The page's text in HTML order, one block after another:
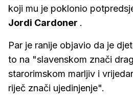
koji mu je poklonio
Jordi Cardoner .
Par je ranije objavio da je
to na "slavenskom znači
starorimskom marljiv i
riječ znači ujedinjenje".